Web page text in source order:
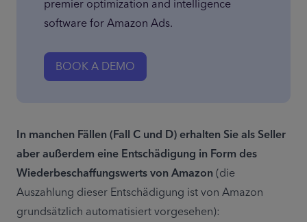
premier optimization and intelligence
software for Amazon Ads.
BOOK A DEMO
In manchen Fällen (Fall C und D) erhalten Sie als Seller
aber außerdem eine Entschädigung in Form des
Wiederbeschaffungswerts von Amazon (die
Auszahlung dieser Entschädigung ist von Amazon
grundsätzlich automatisiert vorgesehen):